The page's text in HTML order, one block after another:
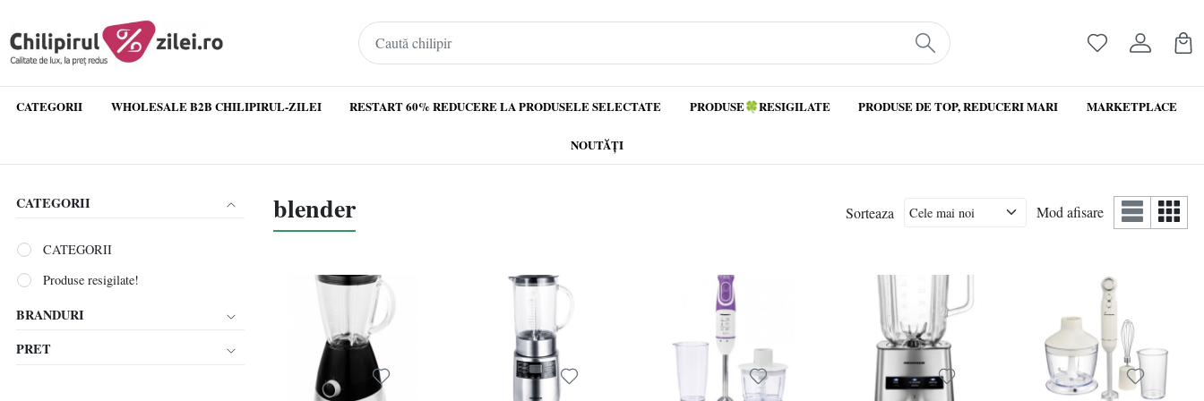
CATEGORII WHOLESALE B2B CHILIPIRUL-ZILEI RESTART 60% REDUCERE LA PRODUSELE SELECTATE PRODUSE🍀RESIGILATE PRODUSE DE TOP, REDUCERI MARI MARKETPLACE
NOUTĂȚI
CATEGORII
CATEGORII
Produse resigilate!
BRANDURI
PRET
blender Sorteaza Mod afisare